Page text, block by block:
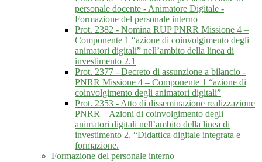
personale docente - Animatore Digitale -
Formazione del personale interno
Prot. 2382 - Nomina RUP PNRR Missione 4 –
Componente 1 “azione di coinvolgimento degli
animatori digitali” nell’ambito della linea di
investimento 2.1
Prot. 2377 - Decreto di assunzione a bilancio -
PNRR Missione 4 – Componente 1 “azione di
coinvolgimento degli animatori digitali”
Prot. 2353 - Atto di disseminazione realizzazione
PNRR – Azioni di coinvolgimento degli
animatori digitali nell’ambito della linea di
investimento 2. “Didattica digitale integrata e
formazione.
Formazione del personale interno